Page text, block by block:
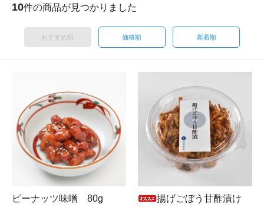
10件の商品が見つかりました
おすすめ順 価格順 新着順
ピーナッツ味噌 80g
揚げごぼう甘酢漬け